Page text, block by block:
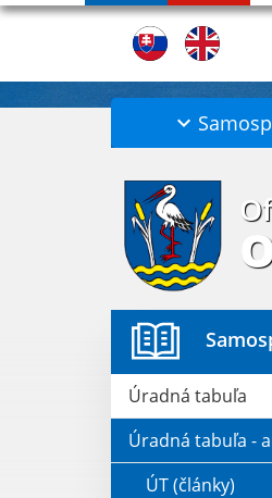
Úradná tabuľa
Úradná tabuľa -
ÚT (články)